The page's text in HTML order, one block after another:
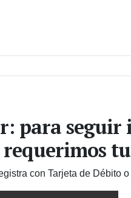
para
requerimos
con Tarjeta de Débito